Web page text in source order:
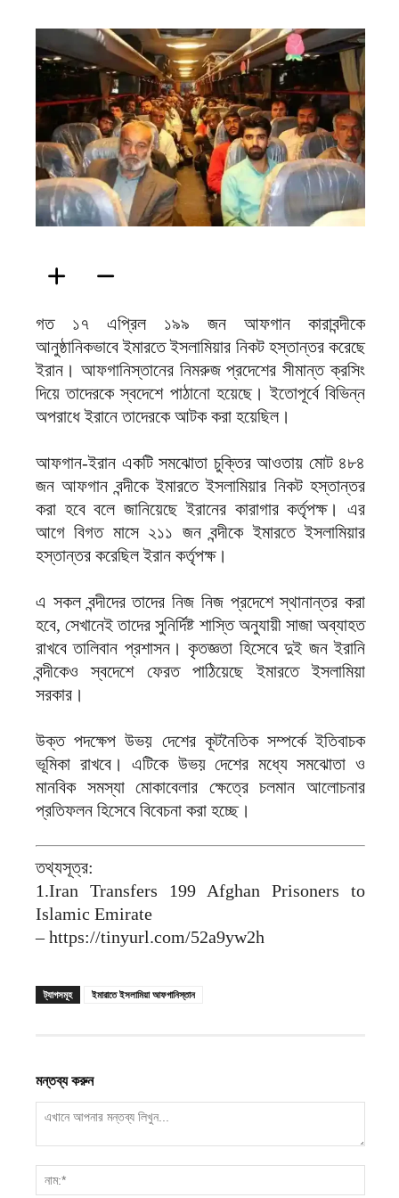
গত ১৭ এপ্রিল ১৯৯ জন আফগান কারাবন্দীকে
আনুষ্ঠানিকভাবে ইমারতে ইসলামিয়ার নিকট হস্তান্তর করেছে
ইরান। আফগানিস্তানের নিমরুজ প্রদেশের সীমান্ত ক্রসিং
দিয়ে তাদেরকে স্বদেশে পাঠানো হয়েছে। ইতোপূর্বে বিভিন্ন
অপরাধে ইরানে তাদেরকে আটক করা হয়েছিল।
আফগান-ইরান একটি সমঝোতা চুক্তির আওতায় মোট ৪৮৪
জন আফগান বন্দীকে ইমারতে ইসলামিয়ার নিকট হস্তান্তর
করা হবে বলে জানিয়েছে ইরানের কারাগার কর্তৃপক্ষ। এর
আগে বিগত মাসে ২১১ জন বন্দীকে ইমারতে ইসলামিয়ার
হস্তান্তর করেছিল ইরান কর্তৃপক্ষ।
এ সকল বন্দীদের তাদের নিজ নিজ প্রদেশে স্থানান্তর করা
হবে, সেখানেই তাদের সুনির্দিষ্ট শাস্তি অনুযায়ী সাজা অব্যাহত
রাখবে তালিবান প্রশাসন। কৃতজ্ঞতা হিসেবে দুই জন ইরানি
বন্দীকেও স্বদেশে ফেরত পাঠিয়েছে ইমারতে ইসলামিয়া
সরকার।
উক্ত পদক্ষেপ উভয় দেশের কূটনৈতিক সম্পর্কে ইতিবাচক
ভূমিকা রাখবে। এটিকে উভয় দেশের মধ্যে সমঝোতা ও
মানবিক সমস্যা মোকাবেলার ক্ষেত্রে চলমান আলোচনার
প্রতিফলন হিসেবে বিবেচনা করা হচ্ছে।
তথ্যসূত্র:
1.Iran Transfers 199 Afghan Prisoners to
Islamic Emirate
– https://tinyurl.com/52a9yw2h
ট্যাগসমূহ ইমারাতে ইসলামিয়া আফগানিস্তান
মন্তব্য করুন